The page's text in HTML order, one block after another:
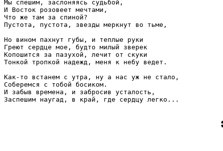
Мы спешим, заслоняясь судьбой,
И Восток розовеет мечтами,
Что же там за спиной?
Пустота, пустота, звезды меркнут во тьме,
Но вином пахнут губы, и теплые руки
Греют сердце мое, будто милый зверек
Копошится за пазухой, лечит от скуки
Тонкой тропкой надежд, меня к небу ведет.
Как-то встанем с утра, ну а нас уж не стало,
Соберемся с тобой босиком.
И забыв времена, и забросив усталость,